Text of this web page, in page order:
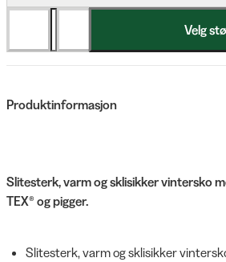
Velg
Produktinformasjon
Slitesterk, varm og sklisikker vintersko
TEX® og pigger.
Slitesterk, varm og sklisikker